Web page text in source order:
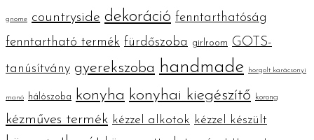
gnome countryside dekoráció fenntarthatóság
fenntartható termék fürdőszoba girlroom
GOTS-
tanúsítvány gyerekszoba handmade horgolt karácsonyi
manó hálószoba konyha konyhai kiegészítő korong
kézműves termék kézzel alkotok kézzel készült